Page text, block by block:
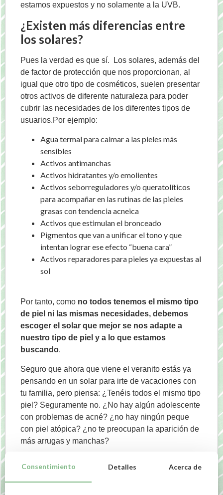
estamos expuestos y no solamente a la UVB.
¿Existen más diferencias entre
los solares?
Pues la verdad es que sí. Los solares, además del
de factor de protección que nos proporcionan, al
igual que otro tipo de cosméticos, suelen presentar
otros activos de diferente naturaleza para poder
cubrir las necesidades de los diferentes tipos de
usuarios.Por ejemplo:
Agua termal para calmar a las pieles más
sensibles
Activos antimanchas
Activos hidratantes y/o emolientes
Activos seborreguladores y/o queratolíticos
para acompañar en las rutinas de las pieles
grasas con tendencia acneica
Activos que estimulan el bronceado
Pigmentos que van a unificar el tono y que
intentan lograr ese efecto “buena cara”
Activos reparadores para pieles ya expuestas al
sol
Por tanto, como no todos tenemos el mismo tipo
de piel ni las mismas necesidades, debemos
escoger el solar que mejor se nos adapte a
nuestro tipo de piel y a lo que estamos
buscando.
Seguro que ahora que viene el veranito estás ya
pensando en un solar para irte de vacaciones con
tu familia, pero piensa: ¿Tenéis todos el mismo tipo
piel? Seguramente no. ¿No hay algún adolescente
con problemas de acné? ¿no hay ningún peque
con piel atópica? ¿no te preocupan la aparición de
más arrugas y manchas?
que le quieres dar al solar, a qué tipo de piel lo vas
a aplicar, y además es importante tener en cuenta
Consentimiento Detalles Acerca de